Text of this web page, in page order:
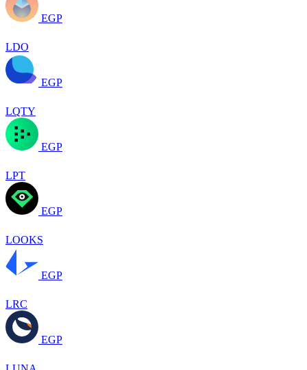
EGP
LDO
EGP
LQTY
EGP
LPT
EGP
LOOKS
EGP
LRC
EGP